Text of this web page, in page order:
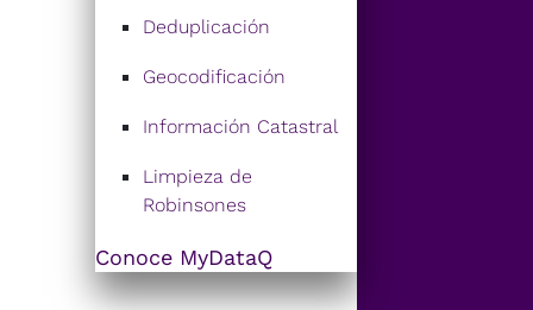
Deduplicación
Geocodificación
Información Catastral
Limpieza de
Robinsones
Conoce MyDataQ